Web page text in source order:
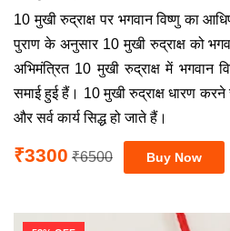
10 मुखी रुद्राक्ष पर भगवान विष्णु का
पुराण के अनुसार 10 मुखी रुद्राक्ष को
अभिमंत्रित 10 मुखी रुद्राक्ष में भगवान
समाई हुई हैं। 10 मुखी रुद्राक्ष धारण करने
और सर्व कार्य सिद्ध हो जाते हैं।
₹3300 ₹6500